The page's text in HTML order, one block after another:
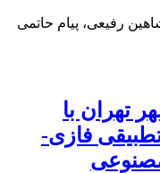
رفیعی، پیام حاتمی
تهران با
تطبیقی فازی-